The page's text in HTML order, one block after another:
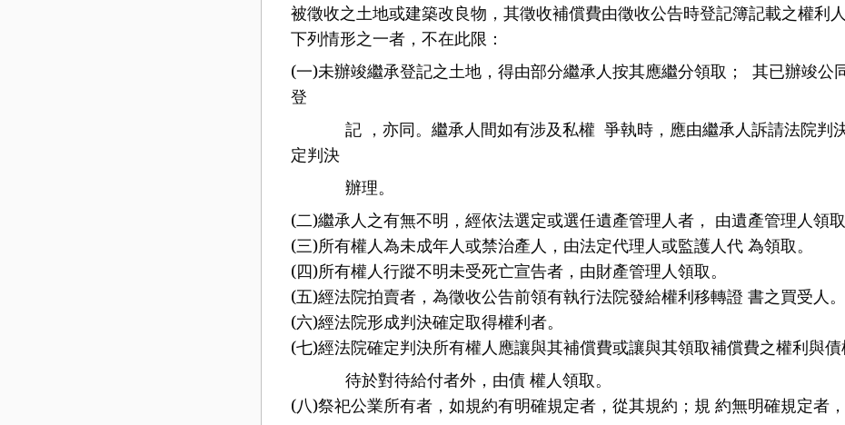
被徵收之土地或建築改良物，其徵收補償費由徵收公告時登記簿記載之權利
下列情形之一者，不在此限：
(一)未辦竣繼承登記之土地，得由部分繼承人按其應繼分領取；
其已辦竣公
登
記 ，亦同。繼承人間如有涉及私權 爭執時，應由繼承人訴請法院判
定判決
辦理。
(二)繼承人之有無不明，經依法選定或選任遺產管理人者， 由遺產管理人領取
(三)所有權人為未成年人或禁治產人，由法定代理人或監護人代 為領取。
(四)所有權人行蹤不明未受死亡宣告者，由財產管理人領取。
(五)經法院拍賣者，為徵收公告前領有執行法院發給權利移轉證 書之買受人。
(六)經法院形成判決確定取得權利者。
(七)經法院確定判決所有權人應讓與其補償費或讓與其領取補償費之權利與
待於對待給付者外，由債 權人領取。
(八)祭祀公業所有者，如規約有明確規定者，從其規約；規 約無明確規定者